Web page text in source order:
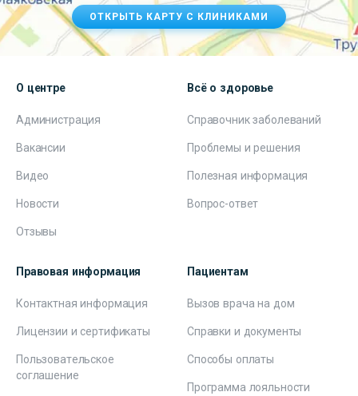
ОТКРЫТЬ КАРТУ С КЛИНИКАМИ
О центре
Администрация
Вакансии
Видео
Новости
Отзывы
Всё о здоровье
Справочник заболеваний
Проблемы и решения
Полезная информация
Вопрос-ответ
Правовая информация
Контактная информация
Лицензии и сертификаты
Пользовательское
соглашение
Пациентам
Вызов врача на дом
Справки и документы
Способы оплаты
Программа лояльности